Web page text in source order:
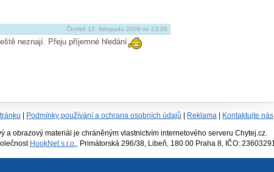
Čtvrtek 12. listopadu 2009 ve 23:06
neznají. Přeju příjemné hledání
Podmínky používání a ochrana osobních údajů Reklama Kontaktujte nás
a obrazový materiál je chráněným vlastnictvím internetového serveru Chytej.cz.
HookNet s.r.o. , Primátorská 296/38, Libeň, 180 00 Praha 8, IČO: 23603291